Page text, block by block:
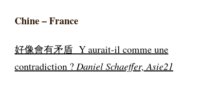
Chine – France
好像會有矛盾 Y aurait-il comme une
contradiction ?Daniel Schaeffer, Asie21